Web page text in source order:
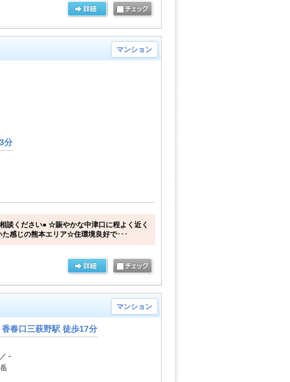
マンション
分
談ください● ☆賑やかな中津口に程よく近く
た感じの熊本エリア☆住環境良好で･･･
マンション
春口三萩野駅 徒歩17分
-